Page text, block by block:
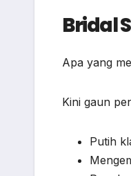
Bridal
Apa yang
Kini gaun
Putih